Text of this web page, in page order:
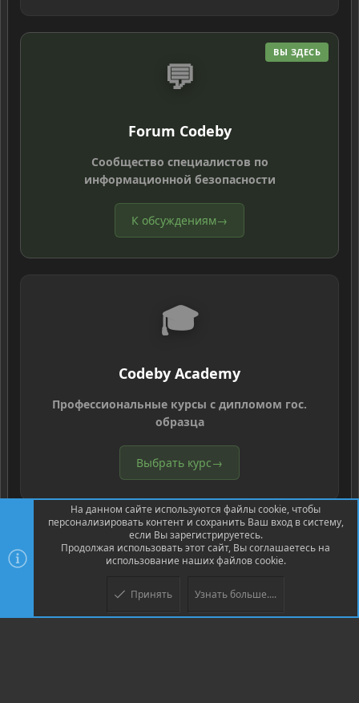
ВЫ ЗДЕСЬ
💬
Forum Codeby
Сообщество специалистов по
информационной безопасности
К обсуждениям→
🎓
Codeby Academy
Профессиональные курсы с дипломом гос.
образца
Выбрать курс→
Community platform by XenForo ® © 2010-2026 XenForo Ltd.
© Jason Axelrod of 8WAYRUN
На данном сайте используются файлы cookie, чтобы
персонализировать контент и сохранить Ваш вход в систему,
если Вы зарегистрируетесь.
Продолжая использовать этот сайт, Вы соглашаетесь на
использование наших файлов cookie.
Принять Узнать больше....